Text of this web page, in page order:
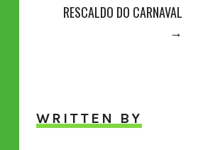
RESCALDO DO CARNAVAL
→
WRITTEN BY